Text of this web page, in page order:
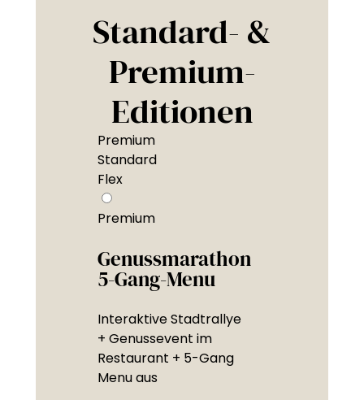
Standard- &
Premium-
Editionen
Premium
Standard
Flex
Premium
Genussmarathon
5-Gang-Menu
Interaktive Stadtrallye
+ Genussevent im
Restaurant + 5-Gang
Menu aus